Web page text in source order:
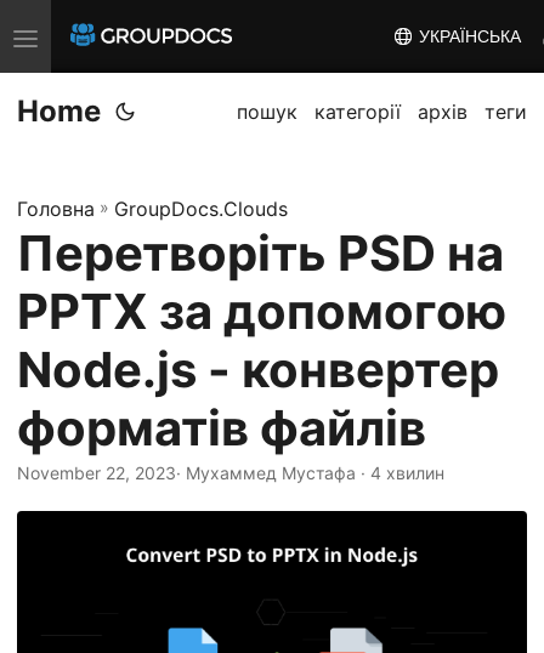
T
o
g
e
n
v
i
g
a
t
i
o
УКРАЇНСЬКА
Home пошук категорії архів теги
Головна » GroupDocs.Clouds
Перетворіть PSD на
PPTX за допомогою
Node.js - конвертер
форматів файлів
November 22, 2023· Мухаммед Мустафа · 4 хвилин